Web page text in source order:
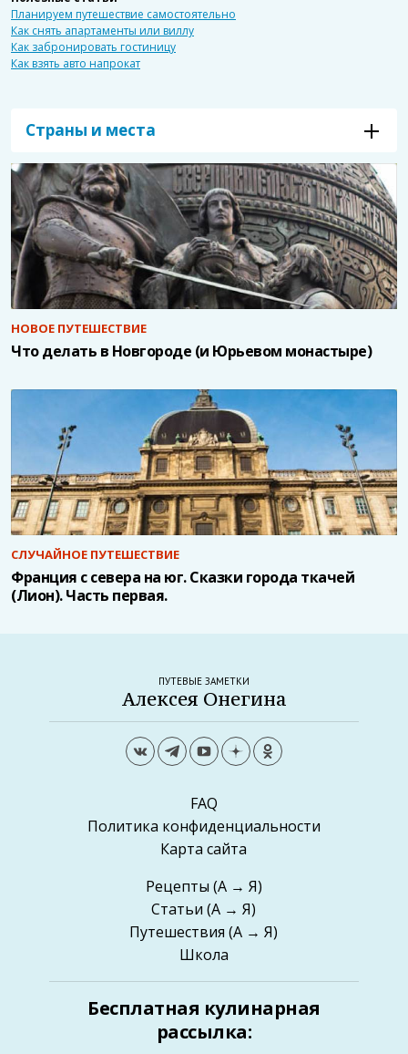
Планируем путешествие самостоятельно
Как снять апартаменты или виллу
Как забронировать гостиницу
Как взять авто напрокат
Страны и места
НОВОЕ ПУТЕШЕСТВИЕ
Что делать в Новгороде (и Юрьевом монастыре)
СЛУЧАЙНОЕ ПУТЕШЕСТВИЕ
Франция с севера на юг. Сказки города ткачей
(Лион). Часть первая.
ПУТЕВЫЕ ЗАМЕТКИ
Алексея Онегина
FAQ
Политика конфиденциальности
Карта сайта
Рецепты (А → Я)
Статьи (А → Я)
Путешествия (А → Я)
Школа
Бесплатная кулинарная
рассылка: